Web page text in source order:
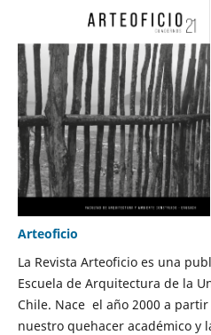
Arteoficio
La Revista Arteoficio es una
Escuela de Arquitectura de la
Chile. Nace el año 2000 a
nuestro quehacer académico y